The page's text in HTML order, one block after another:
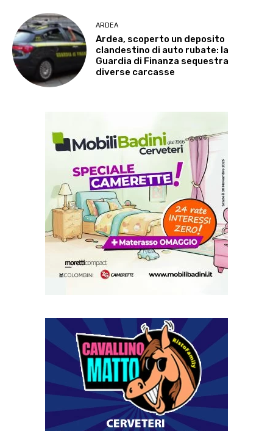
ARDEA
Ardea, scoperto un deposito
clandestino di auto rubate: la
Guardia di Finanza sequestra
diverse carcasse